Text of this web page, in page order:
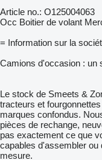
Article no.: O125004063
Occ Boitier de volant
= Information sur la
Camions d'occasion : un
Le stock de Smeets &
tracteurs et
marques confondus.
pièces de rechange,
pas exactement ce que
capables d'assembler ou
mesure.